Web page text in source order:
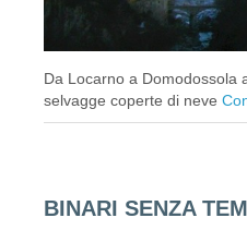
Da Locarno a Domodossola
selvagge coperte di neve
BINARI SENZA